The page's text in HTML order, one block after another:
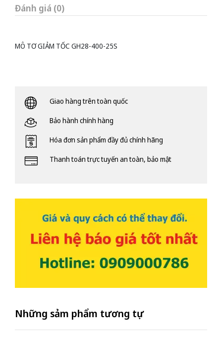
Đánh giá (0)
MÔ TƠ GIẢM TỐC GH28-400-25S
Giao hàng trên toàn quốc
Bảo hành chính hàng
Hóa đơn sản phẩm đầy đủ chính hãng
Thanh toán trực tuyến an toàn, bảo mật
Những sảm phẩm tương tự